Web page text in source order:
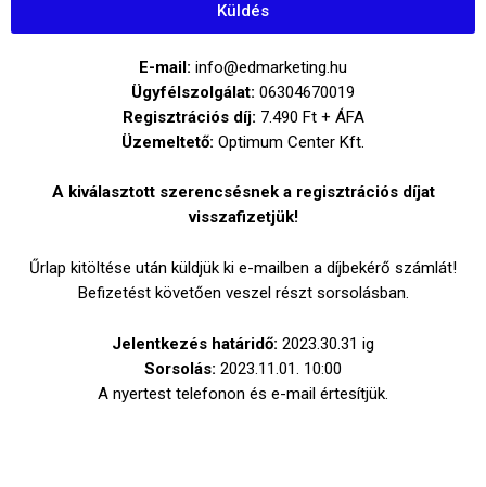
Küldés
E-mail: info@edmarketing.hu
Ügyfélszolgálat: 06304670019
Regisztrációs díj: 7.490 Ft + ÁFA
Üzemeltető: Optimum Center Kft.
A kiválasztott szerencsésnek a regisztrációs díjat
visszafizetjük!
Űrlap kitöltése után küldjük ki e-mailben a díjbekérő számlát!
Befizetést követően veszel részt sorsolásban.
Jelentkezés határidő: 2023.30.31 ig
Sorsolás: 2023.11.01. 10:00
A nyertest telefonon és e-mail értesítjük.